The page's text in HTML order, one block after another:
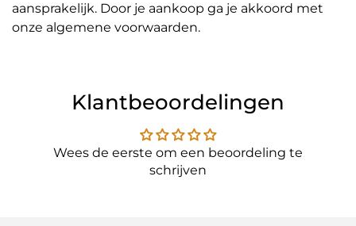
aansprakelijk. Door je aankoop ga je akkoord met
onze algemene voorwaarden.
Klantbeoordelingen
Wees de eerste om een beoordeling te
schrijven